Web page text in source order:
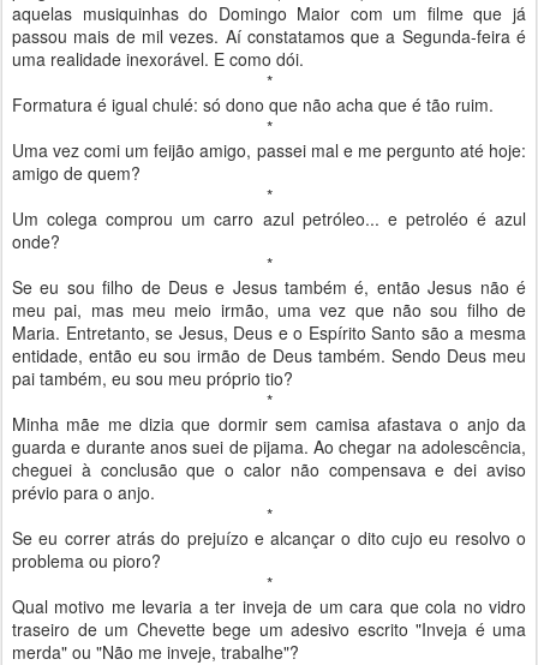
aquelas musiquinhas do Domingo Maior com um filme que já
passou mais de mil vezes. Aí constatamos que a Segunda-feira é
uma realidade inexorável. E como dói.
*
Formatura é igual chulé: só dono que não acha que é tão ruim.
*
Uma vez comi um feijão amigo, passei mal e me pergunto até hoje:
amigo de quem?
*
Um colega comprou um carro azul petróleo... e petroléo é azul
onde?
*
Se eu sou filho de Deus e Jesus também é, então Jesus não é
meu pai, mas meu meio irmão, uma vez que não sou filho de
Maria. Entretanto, se Jesus, Deus e o Espírito Santo são a mesma
entidade, então eu sou irmão de Deus também. Sendo Deus meu
pai também, eu sou meu próprio tio?
*
Minha mãe me dizia que dormir sem camisa afastava o anjo da
guarda e durante anos suei de pijama. Ao chegar na adolescência,
cheguei à conclusão que o calor não compensava e dei aviso
prévio para o anjo.
*
Se eu correr atrás do prejuízo e alcançar o dito cujo eu resolvo o
problema ou pioro?
*
Qual motivo me levaria a ter inveja de um cara que cola no vidro
traseiro de um Chevette bege um adesivo escrito "Inveja é uma
merda" ou "Não me inveje, trabalhe"?